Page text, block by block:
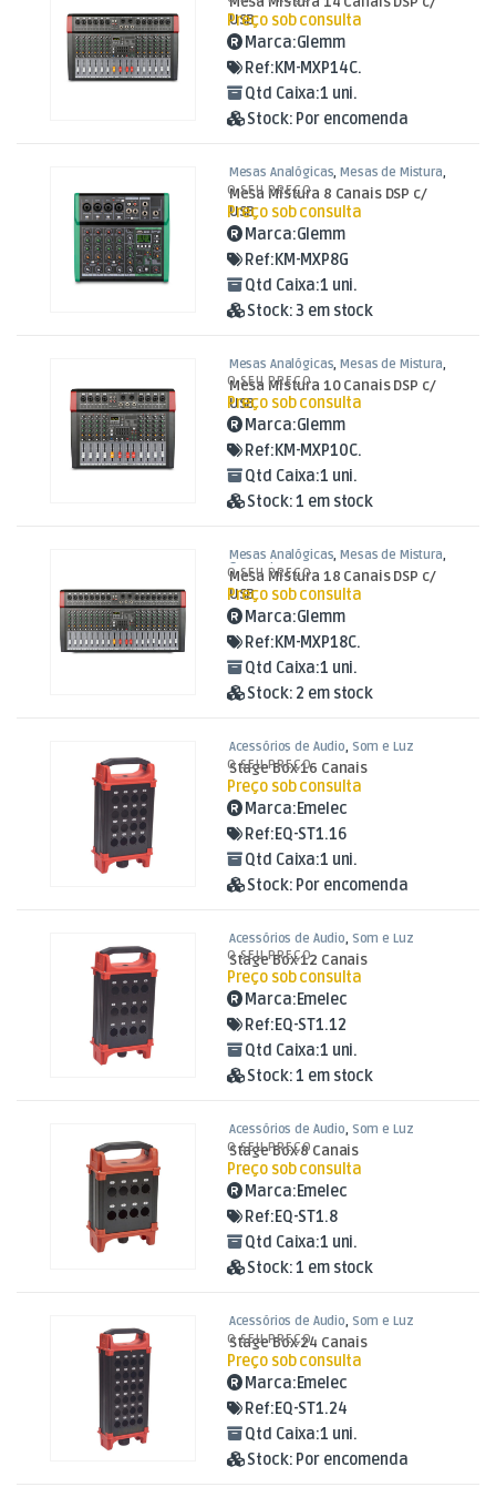
USB
Preço sob consulta
Marca:Glemm
Ref:KM-MXP14C.
Qtd Caixa:1 uni.
Stock: Por encomenda
Mesas Analógicas, Mesas de Mistura,
Som e Luz
Mesa Mistura 8 Canais DSP c/
USB
O SEU PREÇO
Preço sob consulta
Marca:Glemm
Ref:KM-MXP8G
Qtd Caixa:1 uni.
Stock: 3 em stock
Mesas Analógicas,Mesas de Mistura,
Som e Luz
Mesa Mistura 10 Canais DSP c/
USB
O SEU PREÇO
Preço sob consulta
Marca:Glemm
Ref:KM-MXP10C.
Qtd Caixa:1 uni.
Stock: 1 em stock
Mesas Analógicas, Mesas de Mistura,
Som e Luz
Mesa Mistura 18 Canais DSP c/
USB
O SEU PREÇO
Preço sob consulta
Marca:Glemm
Ref:KM-MXP18C.
Qtd Caixa:1 uni.
Stock: 2 em stock
Acessórios de Áudio, Som e Luz
Stage Box 16 Canais
O SEU PREÇO
Preço sob consulta
Marca:Emelec
Ref:EQ-ST1.16
Qtd Caixa:1 uni.
Stock: Por encomenda
Acessórios de Áudio, Som e Luz
Stage Box 12 Canais
O SEU PREÇO
Preço sob consulta
Marca:Emelec
Ref:EQ-ST1.12
Qtd Caixa:1 uni.
Stock: 1 em stock
Acessórios de Áudio, Som e Luz
Stage Box 8 Canais
O SEU PREÇO
Preço sob consulta
Marca:Emelec
Ref:EQ-ST1.8
Qtd Caixa:1 uni.
Stock: 1 em stock
Acessórios de Áudio, Som e Luz
Stage Box 24 Canais
O SEU PREÇO
Preço sob consulta
Marca:Emelec
Ref:EQ-ST1.24
Qtd Caixa:1 uni.
Stock: Por encomenda